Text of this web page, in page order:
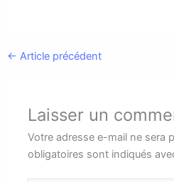
← Article précédent
Laisser un
Votre adresse e-mail ne sera
obligatoires sont indiqués